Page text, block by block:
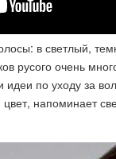
в светлый,
русого очень
по уходу за
напоминает